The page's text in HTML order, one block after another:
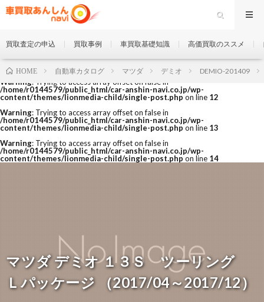
Warning: Trying to access array offset on false in
/home/r0144579/public_html/car-anshin-navi.co.jp/wp-
content/themes/lionmedia-child/single-post.php on line 12
Warning: Trying to access array offset on false in
/home/r0144579/public_html/car-anshin-navi.co.jp/wp-
content/themes/lionmedia-child/single-post.php on line 13
Warning: Trying to access array offset on false in
/home/r0144579/public_html/car-anshin-navi.co.jp/wp-
content/themes/lionmedia-child/single-post.php on line 14
買取査定の申込 買取事例 車買取基礎知識 高価買取のススメ
マツダ デミオ １３Ｓ ツーリング
Ｌパッケージ （2017/04～2017/12）
HOME 自動車カタログ マツダ デミオ DEMIO-201409